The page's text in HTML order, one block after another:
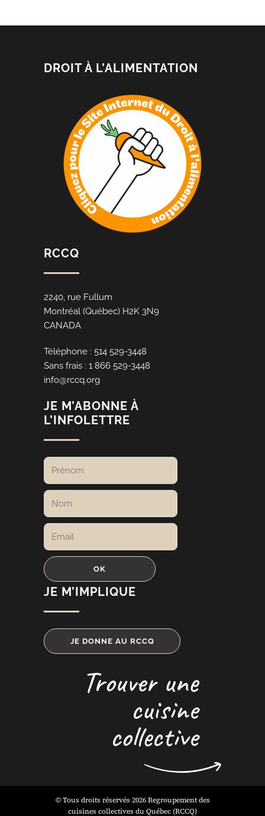
DROIT À L’ALIMENTATION
RCCQ
2240, rue Fullum
Montréal (Québec) H2K 3N9
CANADA
Téléphone : 514 529-3448
Sans frais : 1 866 529-3448
info@rccq.org
JE M’ABONNE À
L’INFOLETTRE
JE M’IMPLIQUE
JE DONNE AU RCCQ
Trouver une
cuisine
collective
© Tous droits réservés 2026 Regroupement des
cuisines collectives du Québec (RCCQ)